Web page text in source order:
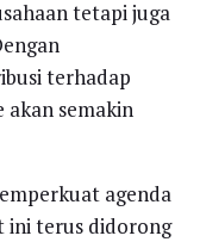
tetapi juga
terhadap
semakin
agenda
ini terus didorong